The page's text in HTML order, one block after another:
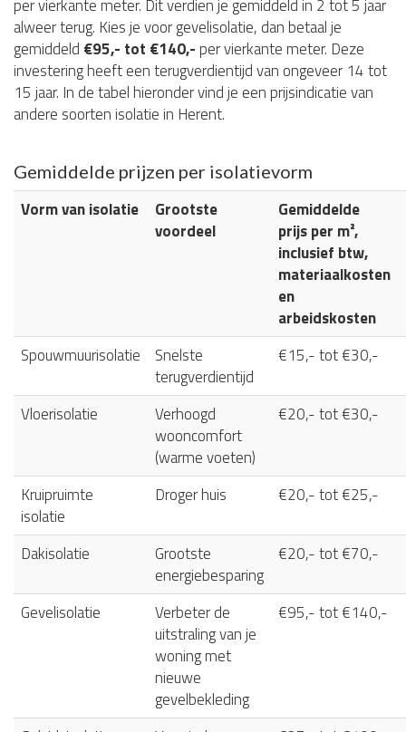
per vierkante meter. Dit verdien je gemiddeld in 2 tot 5 jaar
alweer terug. Kies je voor gevelisolatie, dan betaal je
gemiddeld €95,- tot €140,- per vierkante meter. Deze
investering heeft een terugverdientijd van ongeveer 14 tot
15 jaar. In de tabel hieronder vind je een prijsindicatie van
andere soorten isolatie in Herent.
Gemiddelde prijzen per isolatievorm
Vorm van isolatie
Grootste
voordeel
Gemiddelde
prijs per m²,
inclusief btw,
materiaalkosten
en
arbeidskosten
Spouwmuurisolatie
Snelste
terugverdientijd
€15,- tot €30,-
Vloerisolatie
Verhoogd
wooncomfort
(warme voeten)
€20,- tot €30,-
Kruipruimte
isolatie
Droger huis €20,- tot €25,-
Dakisolatie
Grootste
energiebesparing
€20,- tot €70,-
Gevelisolatie
Verbeter de
uitstraling van je
woning met
nieuwe
gevelbekleding
€95,- tot €140,-